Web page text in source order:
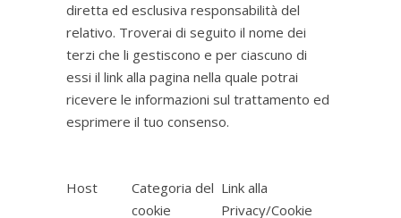
diretta ed esclusiva responsabilità del
relativo. Troverai di seguito il nome dei
terzi che li gestiscono e per ciascuno di
essi il link alla pagina nella quale potrai
ricevere le informazioni sul trattamento ed
esprimere il tuo consenso.
Host
Categoria del
cookie
Link alla
Privacy/Cookie